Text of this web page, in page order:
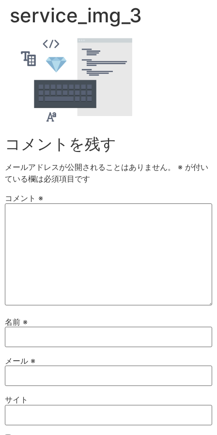
service_img_3
コメントを残す
メールアドレスが公開されることはありません。 ※ が付い
ている欄は必須項目です
コメント ※
名前 ※
メール ※
サイト